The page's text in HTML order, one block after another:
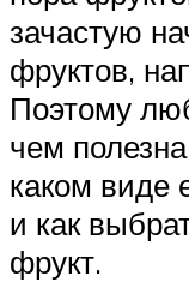
зачастую
фруктов,
Поэтому
чем
каком виде
и как
фрукт.